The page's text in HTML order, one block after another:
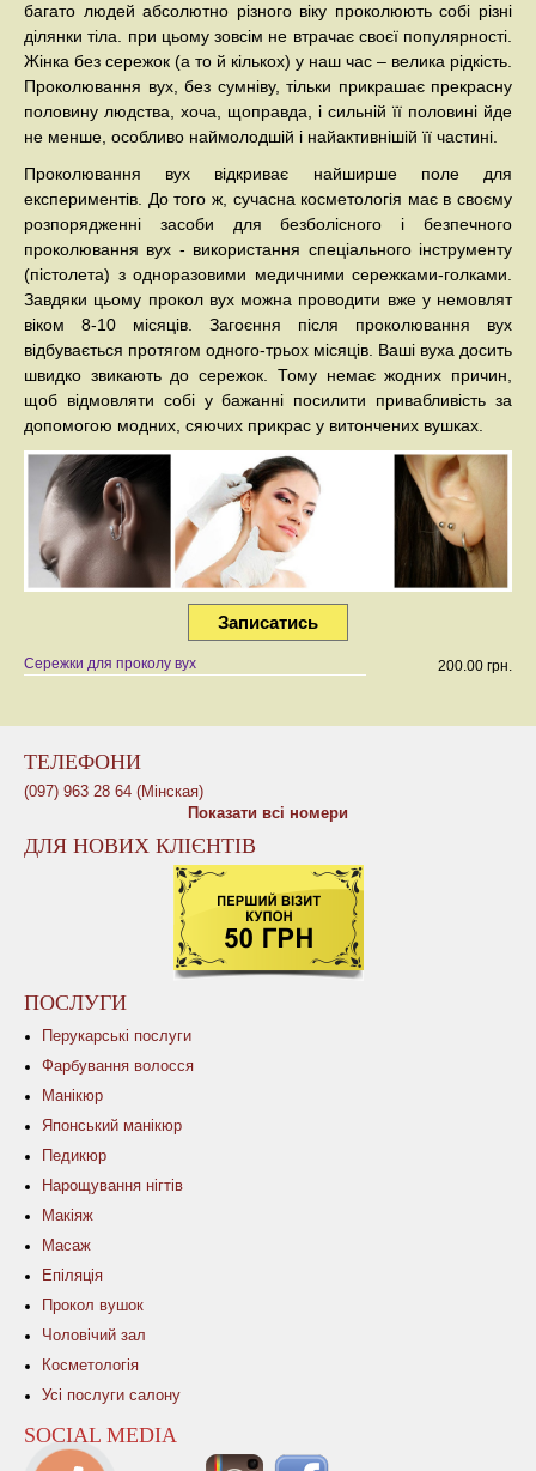
багато людей абсолютно різного віку проколюють собі різні
ділянки тіла. при цьому зовсім не втрачає своєї популярності.
Жінка без сережок (а то й кількох) у наш час – велика рідкість.
Проколювання вух, без сумніву, тільки прикрашає прекрасну
половину людства, хоча, щоправда, і сильній її половині йде
не менше, особливо наймолодшій і найактивнішій її частині.
Проколювання вух відкриває найширше поле для
експериментів. До того ж, сучасна косметологія має в своєму
розпорядженні засоби для безболісного і безпечного
проколювання вух - використання спеціального інструменту
(пістолета) з одноразовими медичними сережками-голками.
Завдяки цьому прокол вух можна проводити вже у немовлят
віком 8-10 місяців. Загоєння після проколювання вух
відбувається протягом одного-трьох місяців. Ваші вуха досить
швидко звикають до сережок. Тому немає жодних причин,
щоб відмовляти собі у бажанні посилити привабливість за
допомогою модних, сяючих прикрас у витончених вушках.
Записатись
Сережки для проколу вух 200.00 грн.
ТЕЛЕФОНИ
(097) 963 28 64 (Мінская)
Показати всі номери
ДЛЯ НОВИХ КЛІЄНТІВ
ПОСЛУГИ
Перукарські послуги
Фарбування волосся
Манікюр
Японський манікюр
Педикюр
Нарощування нігтів
Макіяж
Масаж
Епіляція
Прокол вушок
Чоловічий зал
Косметологія
Усі послуги салону
SOCIAL MEDIA